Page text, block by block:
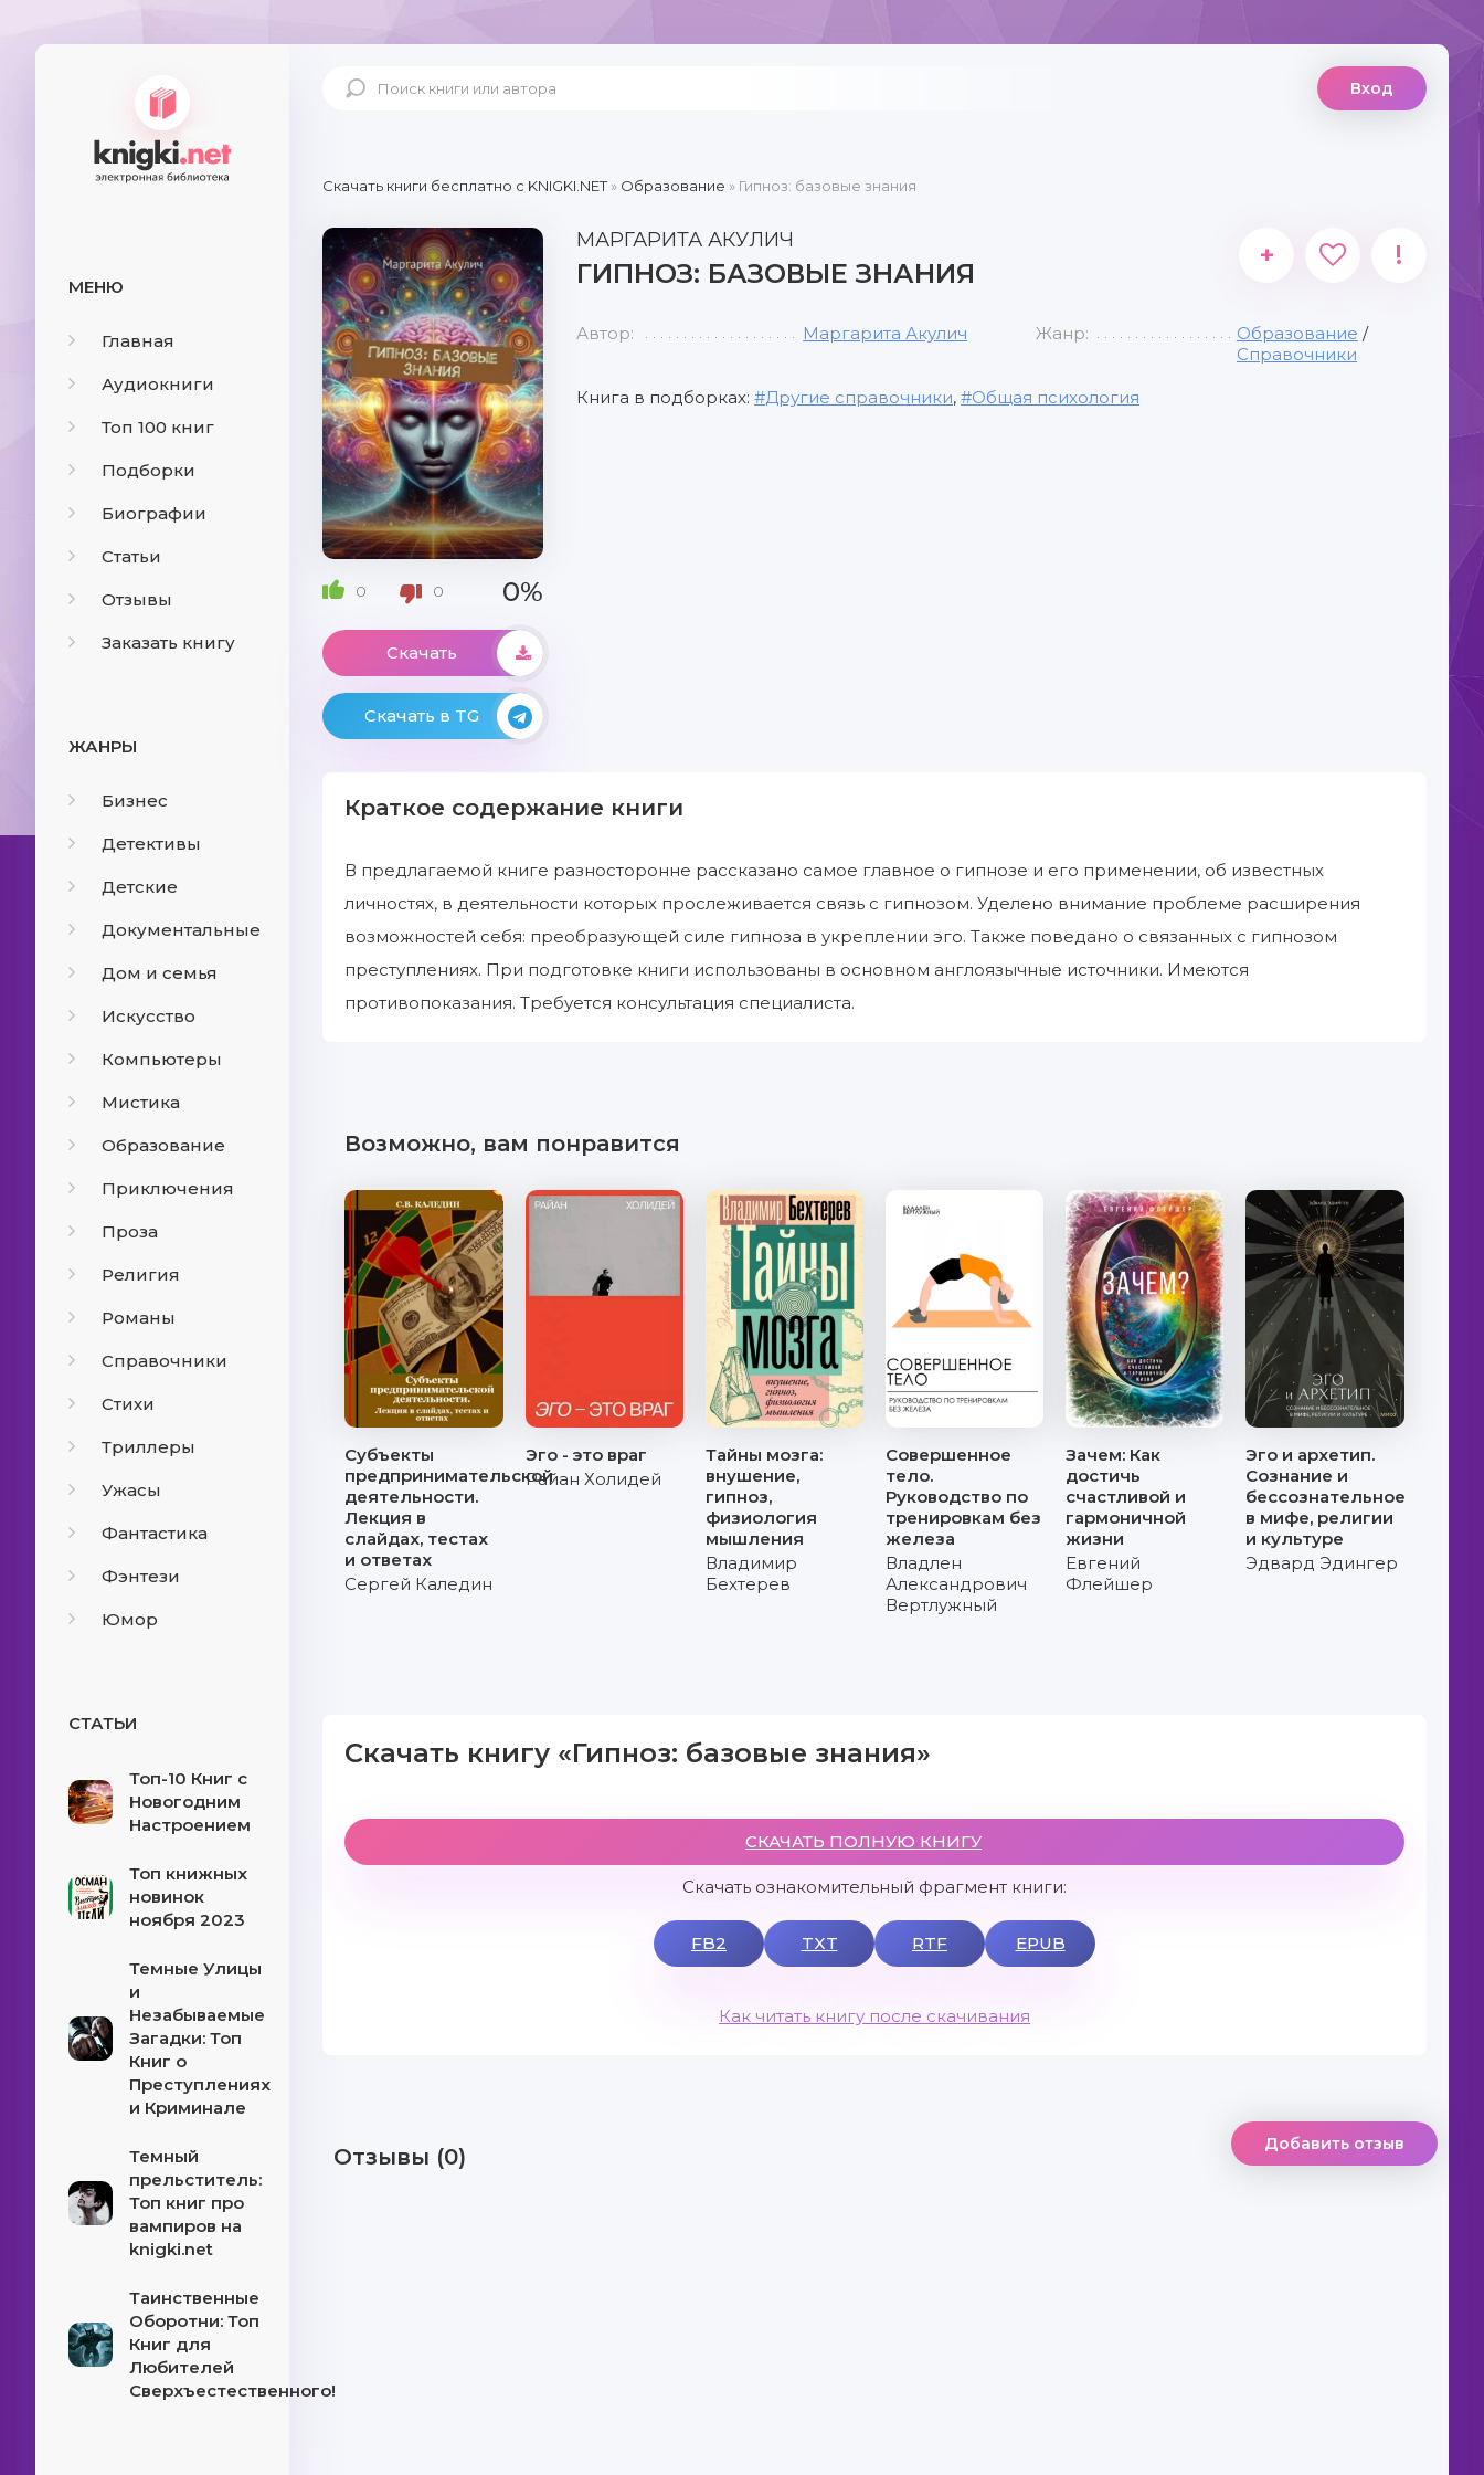
МЕНЮ
Главная
Аудиокниги
Топ 100 книг
Подборки
Биографии
Статьи
Отзывы
Заказать книгу
ЖАНРЫ
Бизнес
Детективы
Детские
Документальные
Дом и семья
Искусство
Компьютеры
Мистика
Образование
Приключения
Проза
Религия
Романы
Справочники
Стихи
Триллеры
Ужасы
Фантастика
Фэнтези
Юмор
СТАТЬИ
Топ-10 Книг с
Новогодним
Настроением
Топ книжных
новинок
ноября 2023
Темные Улицы
и
Незабываемые
Загадки: Топ
Книг о
Преступлениях
и Криминале
Темный
прельститель:
Топ книг про
вампиров на
knigki.net
Таинственные
Оборотни: Топ
Книг для
Любителей
Сверхъестественного!
Вход
Скачать книги бесплатно c KNIGKI.NET» Образование » Гипноз: базовые знания
0 0 0%
Скачать
Скачать в TG
МАРГАРИТА АКУЛИЧ
ГИПНОЗ: БАЗОВЫЕ ЗНАНИЯ
+ !
Автор: Маргарита Акулич Жанр: Образование /
Справочники
Книга в подборках: Другие справочники, Общая психология
Краткое содержание книги
В предлагаемой книге разносторонне рассказано самое главное о гипнозе и его применении, об известных
личностях, в деятельности которых прослеживается связь с гипнозом. Уделено внимание проблеме расширения
возможностей себя: преобразующей силе гипноза в укреплении эго. Также поведано о связанных с гипнозом
преступлениях. При подготовке книги использованы в основном англоязычные источники. Имеются
противопоказания. Требуется консультация специалиста.
Возможно, вам понравится
Субъекты
предпринимательской
деятельности.
Лекция в
слайдах, тестах
и ответах
Сергей Каледин
Эго - это враг
Райан Холидей
Тайны мозга:
внушение,
гипноз,
физиология
мышления
Владимир
Бехтерев
Совершенное
тело.
Руководство по
тренировкам без
железа
Владлен
Александрович
Вертлужный
Зачем: Как
достичь
счастливой и
гармоничной
жизни
Евгений
Флейшер
Эго и архетип.
Сознание и
бессознательное
в мифе, религии
и культуре
Эдвард Эдингер
Скачать книгу «Гипноз: базовые знания»
СКАЧАТЬ ПОЛНУЮ КНИГУ
Скачать ознакомительный фрагмент книги:
FB2 TXT RTF EPUB
Как читать книгу после скачивания
Отзывы (0) Добавить отзыв